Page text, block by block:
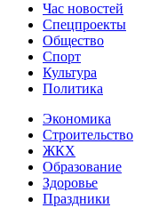
Час новостей
Спецпроекты
Общество
Спорт
Культура
Политика
Экономика
Строительство
ЖКХ
Образование
Здоровье
Праздники